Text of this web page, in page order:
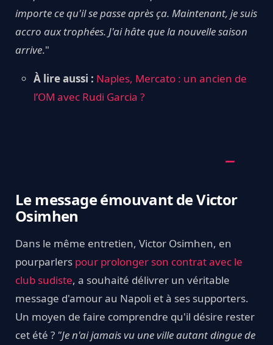
importe ce qu'il se passe après ça. Maintenant, je suis
accro aux trophées. J'ai hâte que la nouvelle saison
arrive."
À lire aussi : Naples, Mercato : un ancien de
l’OM avec Rudi Garcia ?
Le message émouvant de Victor
Osimhen
Dans le même entretien, Victor Osimhen, en
pourparlers pour prolonger son contrat avec le
club sudiste, a souhaité délivrer un véritable
message d'amour au Napoli et à ses supporters.
Un moyen de faire comprendre qu'il désire rester
cet été ? "Je n'ai jamais vu une ville autant dingue de